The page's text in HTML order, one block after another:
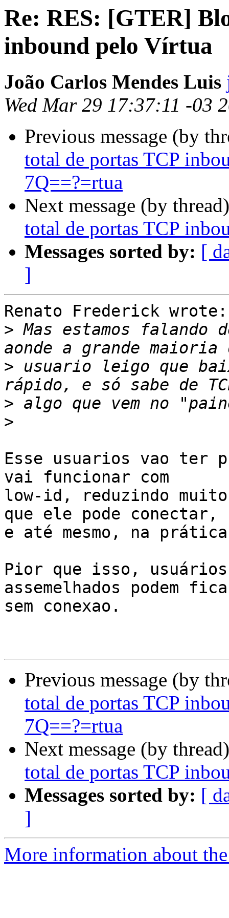
Re: RES: [GTER]
inbound pelo Vírtua
João Carlos Mendes Luis
Wed Mar 29 17:37:11 -03
Previous message (by
total de portas TCP
7Q==?=rtua
Next message (by
total de portas TCP
Messages sorted by: [
]
Renato Frederick wrote:
> Mas estamos falando
> usuario leigo que
>
>
Esse usuarios vao ter
vai funcionar com
low-id, reduzindo
que ele pode conectar,
e até mesmo, na
Pior que isso,
assemelhados podem
sem conexao.
Previous message (by
total de portas TCP
7Q==?=rtua
Next message (by
total de portas TCP
Messages sorted by: [
]
More information about